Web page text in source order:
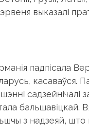
выказалі
падпісала
садзейнічалі
бальшавіцкай.
з надзеяй, што